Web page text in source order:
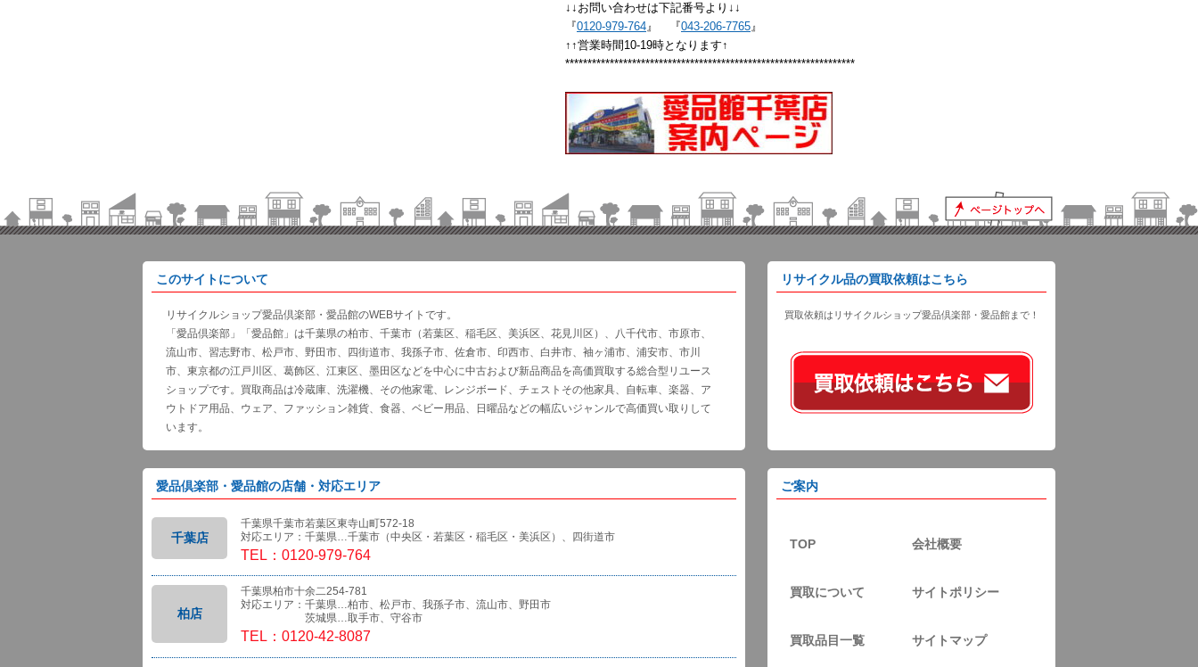
↓↓お問い合わせは下記番号より↓↓
『0120-979-764』 『043-206-7765』
↑↑営業時間10-19時となります↑
*****************************************************************
このサイトについて
リサイクルショップ愛品倶楽部・愛品館のWEBサイトです。
「愛品倶楽部」「愛品館」は千葉県の柏市、千葉市（若葉区、稲毛区、美浜区、花見川区）、八千代市、市原市、
流山市、習志野市、松戸市、野田市、四街道市、我孫子市、佐倉市、印西市、白井市、袖ヶ浦市、浦安市、市川
市、東京都の江戸川区、葛飾区、江東区、墨田区などを中心に中古および新品商品を高価買取する総合型リユース
ショップです。買取商品は冷蔵庫、洗濯機、その他家電、レンジボード、チェストその他家具、自転車、楽器、ア
ウトドア用品、ウェア、ファッション雑貨、食器、ベビー用品、日曜品などの幅広いジャンルで高価買い取りして
います。
リサイクル品の買取依頼はこちら
買取依頼はリサイクルショップ愛品倶楽部・愛品館まで！
愛品倶楽部・愛品館の店舗・対応エリア
千葉店
千葉県千葉市若葉区東寺山町572-18
対応エリア：千葉県…千葉市（中央区・若葉区・稲毛区・美浜区）、四街道市
TEL：0120-979-764
柏店
千葉県柏市十余二254-781
対応エリア：千葉県…柏市、松戸市、我孫子市、流山市、野田市
茨城県…取手市、守谷市
TEL：0120-42-8087
ご案内
TOP 会社概要
買取について サイトポリシー
買取品目一覧 サイトマップ